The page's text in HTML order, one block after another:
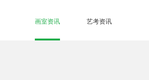
画室资讯 艺考资讯